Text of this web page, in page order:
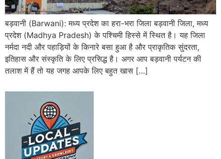
बड़वानी (Barwani): मध्य प्रदेश का हरा-भरा जिला बड़वानी जिला, मध्य
प्रदेश (Madhya Pradesh) के पश्चिमी हिस्से में स्थित है। यह जिला
नर्मदा नदी और पहाड़ियों के किनारे बसा हुआ है और प्राकृतिक सुंदरता,
इतिहास और संस्कृति के लिए प्रसिद्ध है। अगर आप बड़वानी पर्यटन की
तलाश में हैं तो यह जगह आपके लिए बहुत खास […]